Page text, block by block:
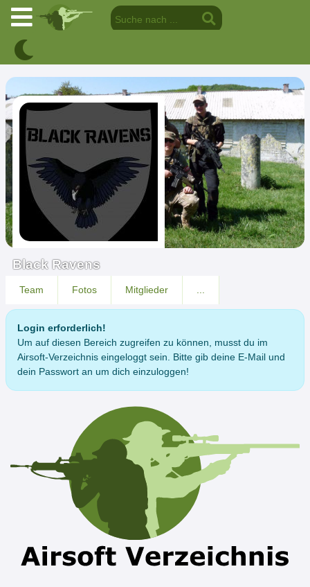
Black Ravens
Team Fotos Mitglieder
Login erforderlich!
Um auf diesen Bereich zugreifen zu können, musst du im
Airsoft-Verzeichnis eingeloggt sein. Bitte gib deine E-Mail und
dein Passwort an um dich einzuloggen!